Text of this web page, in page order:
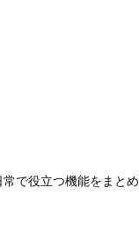
で役立つ機能をまと